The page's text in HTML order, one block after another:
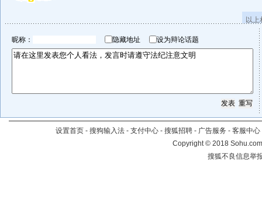
以
昵称： 隐藏地址 设为辩论话题
设置首页 - 搜狗输入法 - 支付中心 - 搜狐招聘 - 广告服务 - 客服中心
Copyright©2018
搜狐不良信息举